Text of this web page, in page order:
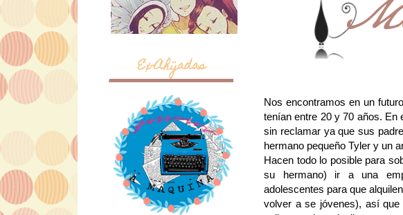
Nos encontramos en un
tenían entre 20 y 70 años. En
sin reclamar ya que sus
hermano pequeño Tyler y un
Hacen todo lo posible para
su hermano) ir a una
adolescentes para que
volver a se jóvenes), así
Ex-Ahijadas